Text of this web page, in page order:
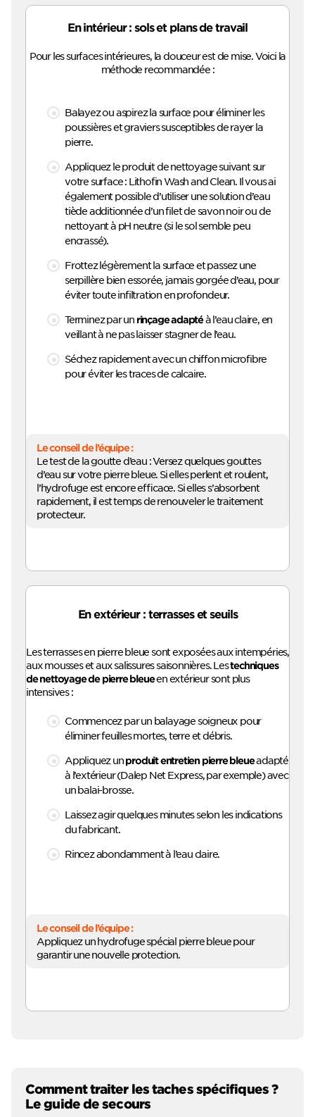
En intérieur : sols et plans de travail
Pour les surfaces intérieures, la douceur est de mise. Voici la
méthode recommandée :
Balayez ou aspirez la surface pour éliminer les
poussières et graviers susceptibles de rayer la
pierre.
Appliquez le produit de nettoyage suivant sur
votre surface : Lithofin Wash and Clean. Il vous ai
également possible d’utiliser une solution d’eau
tiède additionnée d’un filet de savon noir ou de
nettoyant à pH neutre (si le sol semble peu
encrassé).
Frottez légèrement la surface et passez une
serpillère bien essorée, jamais gorgée d’eau, pour
éviter toute infiltration en profondeur.
Terminez par un rinçage adaptéà l’eau claire, en
veillant à ne pas laisser stagner de l’eau.
Séchez rapidement avec un chiffon microfibre
pour éviter les traces de calcaire.
Le conseil de l’équipe :
Le test de la goutte d’eau : Versez quelques gouttes
d’eau sur votre pierre bleue. Si elles perlent et roulent,
l’hydrofuge est encore efficace. Si elles s’absorbent
rapidement, il est temps de renouveler le traitement
protecteur.
En extérieur : terrasses et seuils
Les terrasses en pierre bleue sont exposées aux intempéries,
aux mousses et aux salissures saisonnières. Lestechniques
de nettoyage de pierre bleueen extérieur sont plus
intensives :
Commencez par un balayage soigneux pour
éliminer feuilles mortes, terre et débris.
Appliquez unproduit entretien pierre bleueadapté
à l’extérieur (Dalep Net Express, par exemple) avec
un balai-brosse.
Laissez agir quelques minutes selon les indications
du fabricant.
Rincez abondamment à l’eau claire.
Le conseil de l’équipe :
Appliquez un hydrofuge spécial pierre bleue pour
garantir une nouvelle protection.
Comment traiter les taches spécifiques ?
Le guide de secours